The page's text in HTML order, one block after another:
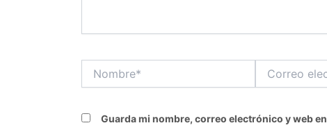
electrónico*
Guarda mi nombre, correo electrónico y web